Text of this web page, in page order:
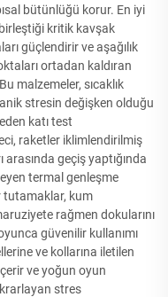
bütünlüğü korur. En iyi
kritik kavşak
güçlendirir ve aşağılık
ortadan kaldıran
malzemeler, sıcaklık
stresin değişken olduğu
katı test
raketler iklimlendirilmiş
geçiş yaptığında
termal genleşme
tutamaklar, kum
rağmen dokularını
güvenilir kullanımı
ve kollarına iletilen
ve yoğun oyun
stres